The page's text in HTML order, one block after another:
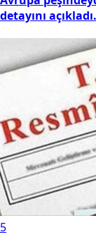
detayını
5